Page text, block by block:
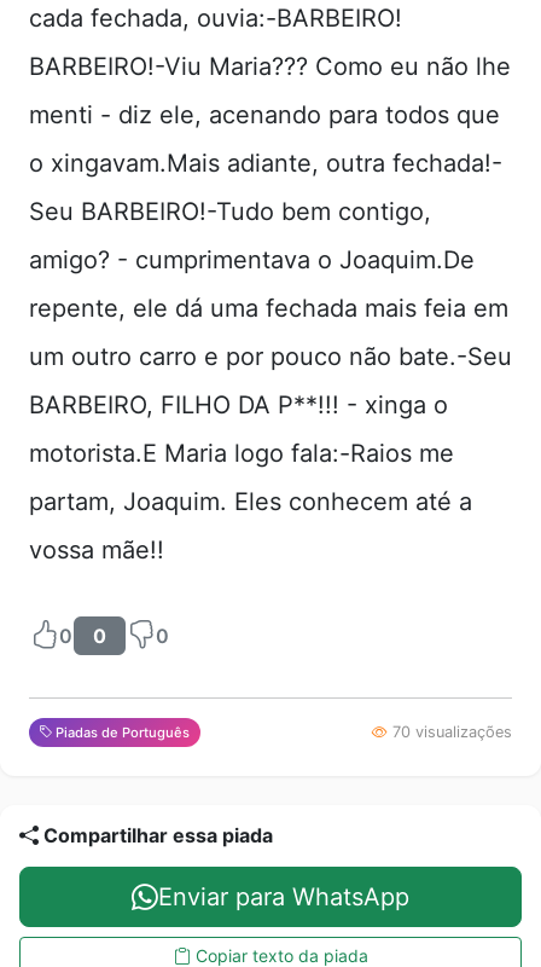
cada fechada, ouvia:-BARBEIRO!
BARBEIRO!-Viu Maria??? Como eu não lhe
menti - diz ele, acenando para todos que
o xingavam.Mais adiante, outra fechada!-
Seu BARBEIRO!-Tudo bem contigo,
amigo? - cumprimentava o Joaquim.De
repente, ele dá uma fechada mais feia em
um outro carro e por pouco não bate.-Seu
BARBEIRO, FILHO DA P**!!! - xinga o
motorista.E Maria logo fala:-Raios me
partam, Joaquim. Eles conhecem até a
vossa mãe!!
0 0 0
Piadas de Português 70 visualizações
Compartilhar essa piada
Enviar para WhatsApp
Copiar texto da piada